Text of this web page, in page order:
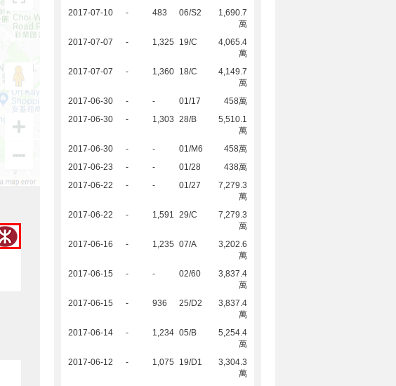
2017-07-10
- 483 06/S2
1,690.7
萬
2017-07-07
- 1,325 19/C
4,065.4
萬
2017-07-07
- 1,360 18/C
4,149.7
萬
2017-06-30
- - 01/17
458萬
2017-06-30
- 1,303 28/B
5,510.1
萬
2017-06-30
- - 01/M6
458萬
2017-06-23
- - 01/28
438萬
2017-06-22
- - 01/27
7,279.3
萬
2017-06-22
- 1,591 29/C
7,279.3
萬
2017-06-16
- 1,235 07/A
3,202.6
萬
2017-06-15
- - 02/60
3,837.4
萬
2017-06-15
- 936 25/D2
3,837.4
萬
2017-06-14
- 1,234 05/B
5,254.4
萬
2017-06-12
- 1,075 19/D1
3,304.3
萬